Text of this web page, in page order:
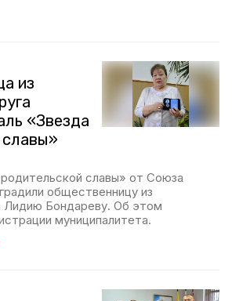
из
«Звезда
славы»
славы» от Союза
общественницу из
Лидию Бондареву. Об этом
муниципалитета.